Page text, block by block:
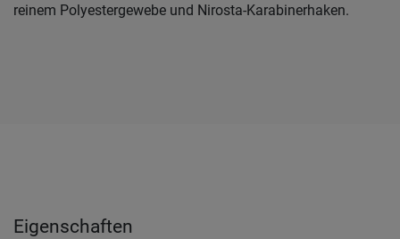
reinem Polyestergewebe und Nirosta-Karabinerhaken.
Eigenschaften